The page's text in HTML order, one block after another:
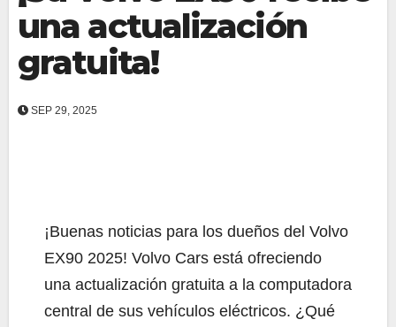
una actualización
gratuita!
SEP 29, 2025
¡Buenas noticias para los dueños del Volvo
EX90 2025! Volvo Cars está ofreciendo
una actualización gratuita a la computadora
central de sus vehículos eléctricos. ¿Qué